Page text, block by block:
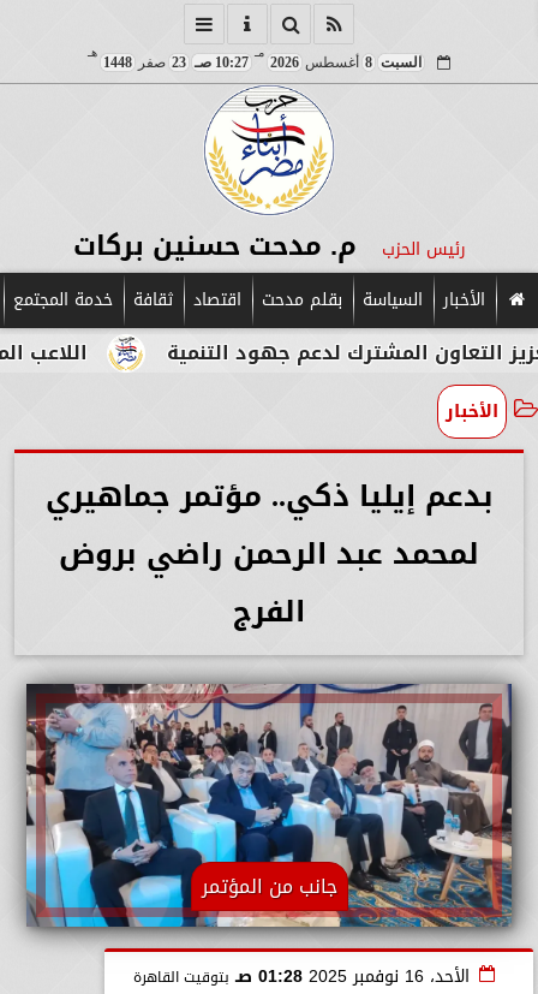
السبت 8 أغسطس 2026
مـ
10:27 صـ 23 صفر 1448
هـ
رئيس الحزب م. مدحت حسنين بركات
الأخبار السياسة بقلم مدحت اقتصاد ثقافة خدمة المجتمع
اللاعب المصري المشترك لدعم جهود التنمية
الأخبار
بدعم إيليا ذكي.. مؤتمر جماهيري
لمحمد عبد الرحمن راضي بروض
الفرج
جانب من المؤتمر
الأحد، 16 نوفمبر 2025 01:28 صـ بتوقيت القاهرة